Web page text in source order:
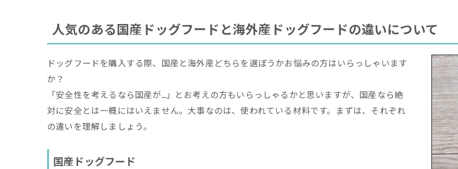
人気のある国産ドッグフードと海外産ドッグフードの違いについて
ドッグフードを購入する際、国産と海外産どちらを選ぼうかお悩みの方はいらっしゃいます
か？
「安全性を考えるなら国産が…」とお考えの方もいらっしゃるかと思いますが、国産なら絶
対に安全とは一概にはいえません。大事なのは、使われている材料です。まずは、それぞれ
の違いを理解しましょう。
国産ドッグフード